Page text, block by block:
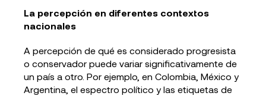
La percepción en diferentes contextos
nacionales
A percepción de qué es considerado progresista
o conservador puede variar significativamente de
un país a otro. Por ejemplo, en Colombia, México y
Argentina, el espectro político y las etiquetas de